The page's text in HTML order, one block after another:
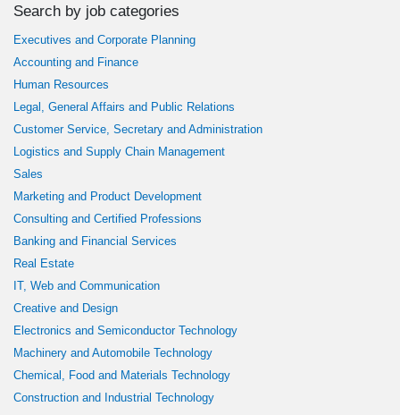
Search by job categories
Executives and Corporate Planning
Accounting and Finance
Human Resources
Legal, General Affairs and Public Relations
Customer Service, Secretary and Administration
Logistics and Supply Chain Management
Sales
Marketing and Product Development
Consulting and Certified Professions
Banking and Financial Services
Real Estate
IT, Web and Communication
Creative and Design
Electronics and Semiconductor Technology
Machinery and Automobile Technology
Chemical, Food and Materials Technology
Construction and Industrial Technology